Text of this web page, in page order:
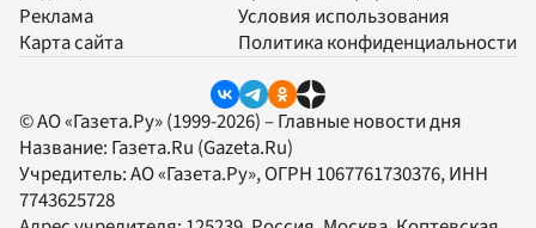
Реклама
Карта сайта
Условия использования
Политика конфиденциальности
© АО «Газета.Ру» (1999-2026) – Главные новости дня
Название: Газета.Ru (Gazeta.Ru)
Учредитель:АО «Газета.Ру», ОГРН 1067761730376, ИНН
7743625728